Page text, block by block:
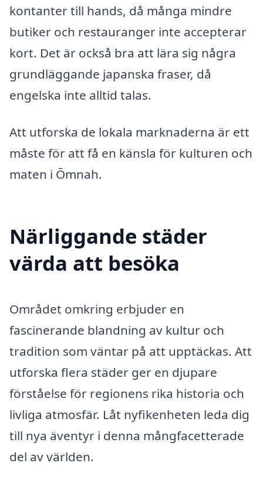
kontanter till hands, då många mindre
butiker och restauranger inte accepterar
kort. Det är också bra att lära sig några
grundläggande japanska fraser, då
engelska inte alltid talas.
Att utforska de lokala marknaderna är ett
måste för att få en känsla för kulturen och
maten i Ōmnah.
Närliggande städer
värda att besöka
Området omkring erbjuder en
fascinerande blandning av kultur och
tradition som väntar på att upptäckas. Att
utforska flera städer ger en djupare
förståelse för regionens rika historia och
livliga atmosfär. Låt nyfikenheten leda dig
till nya äventyr i denna mångfacetterade
del av världen.